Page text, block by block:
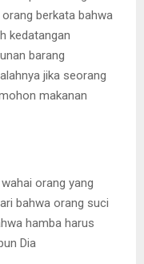
berkata bahwa
kedatangan
barang
jika seorang
makanan
wahai orang yang
bahwa orang suci
hamba harus
Dia